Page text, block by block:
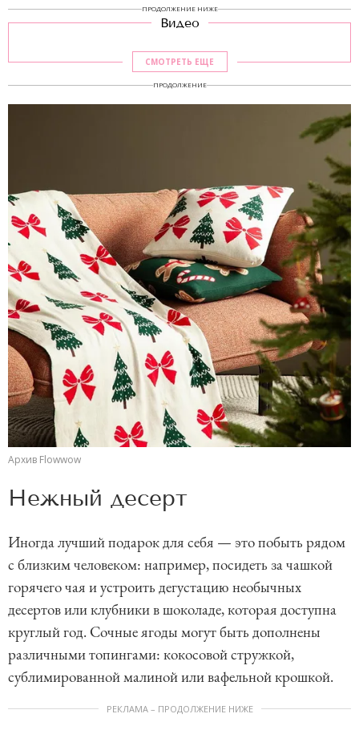
ПРОДОЛЖЕНИЕ НИЖЕ
Видео
СМОТРЕТЬ ЕЩЕ
ПРОДОЛЖЕНИЕ
Архив Flowwow
Нежный десерт
Иногда лучший подарок для себя — это побыть рядом
с близким человеком: например, посидеть за чашкой
горячего чая и устроить дегустацию необычных
десертов или клубники в шоколаде, которая доступна
круглый год. Сочные ягоды могут быть дополнены
различными топингами: кокосовой стружкой,
сублимированной малиной или вафельной крошкой.
РЕКЛАМА – ПРОДОЛЖЕНИЕ НИЖЕ